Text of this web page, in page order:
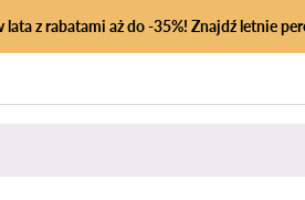
z rabatami aż do -35%! Znajdź letnie